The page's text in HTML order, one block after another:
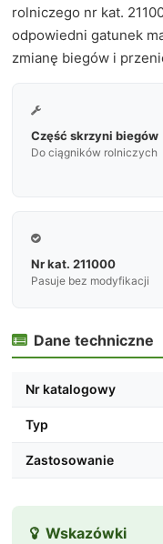
rolniczego nr kat.
odpowiedni gatunek
zmianę biegów i

Część skrzyni biegów
Do ciągników rolniczych

Nr kat. 211000
Pasuje bez modyfikacji
 Dane techniczne
Nr katalogowy
Typ
Zastosowanie
 Wskazówki